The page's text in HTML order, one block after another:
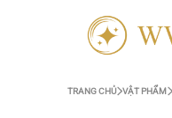
TRANG CHỦ VẬT PHẨM